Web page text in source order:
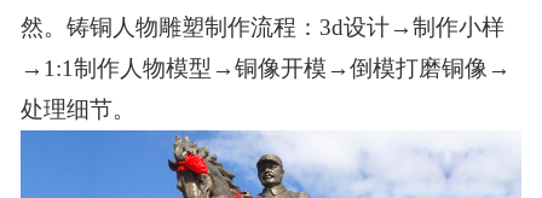
经典案例
团队展示
然。铸铜 人物雕塑制作流程： 3d设计→制作小样
→ 1:1制作人物模型→铜像开模→倒模打磨铜像 →
处理细节。